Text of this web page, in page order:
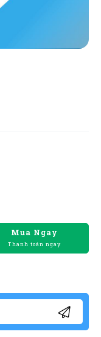
Mua Ngay
Thanh toán ngay